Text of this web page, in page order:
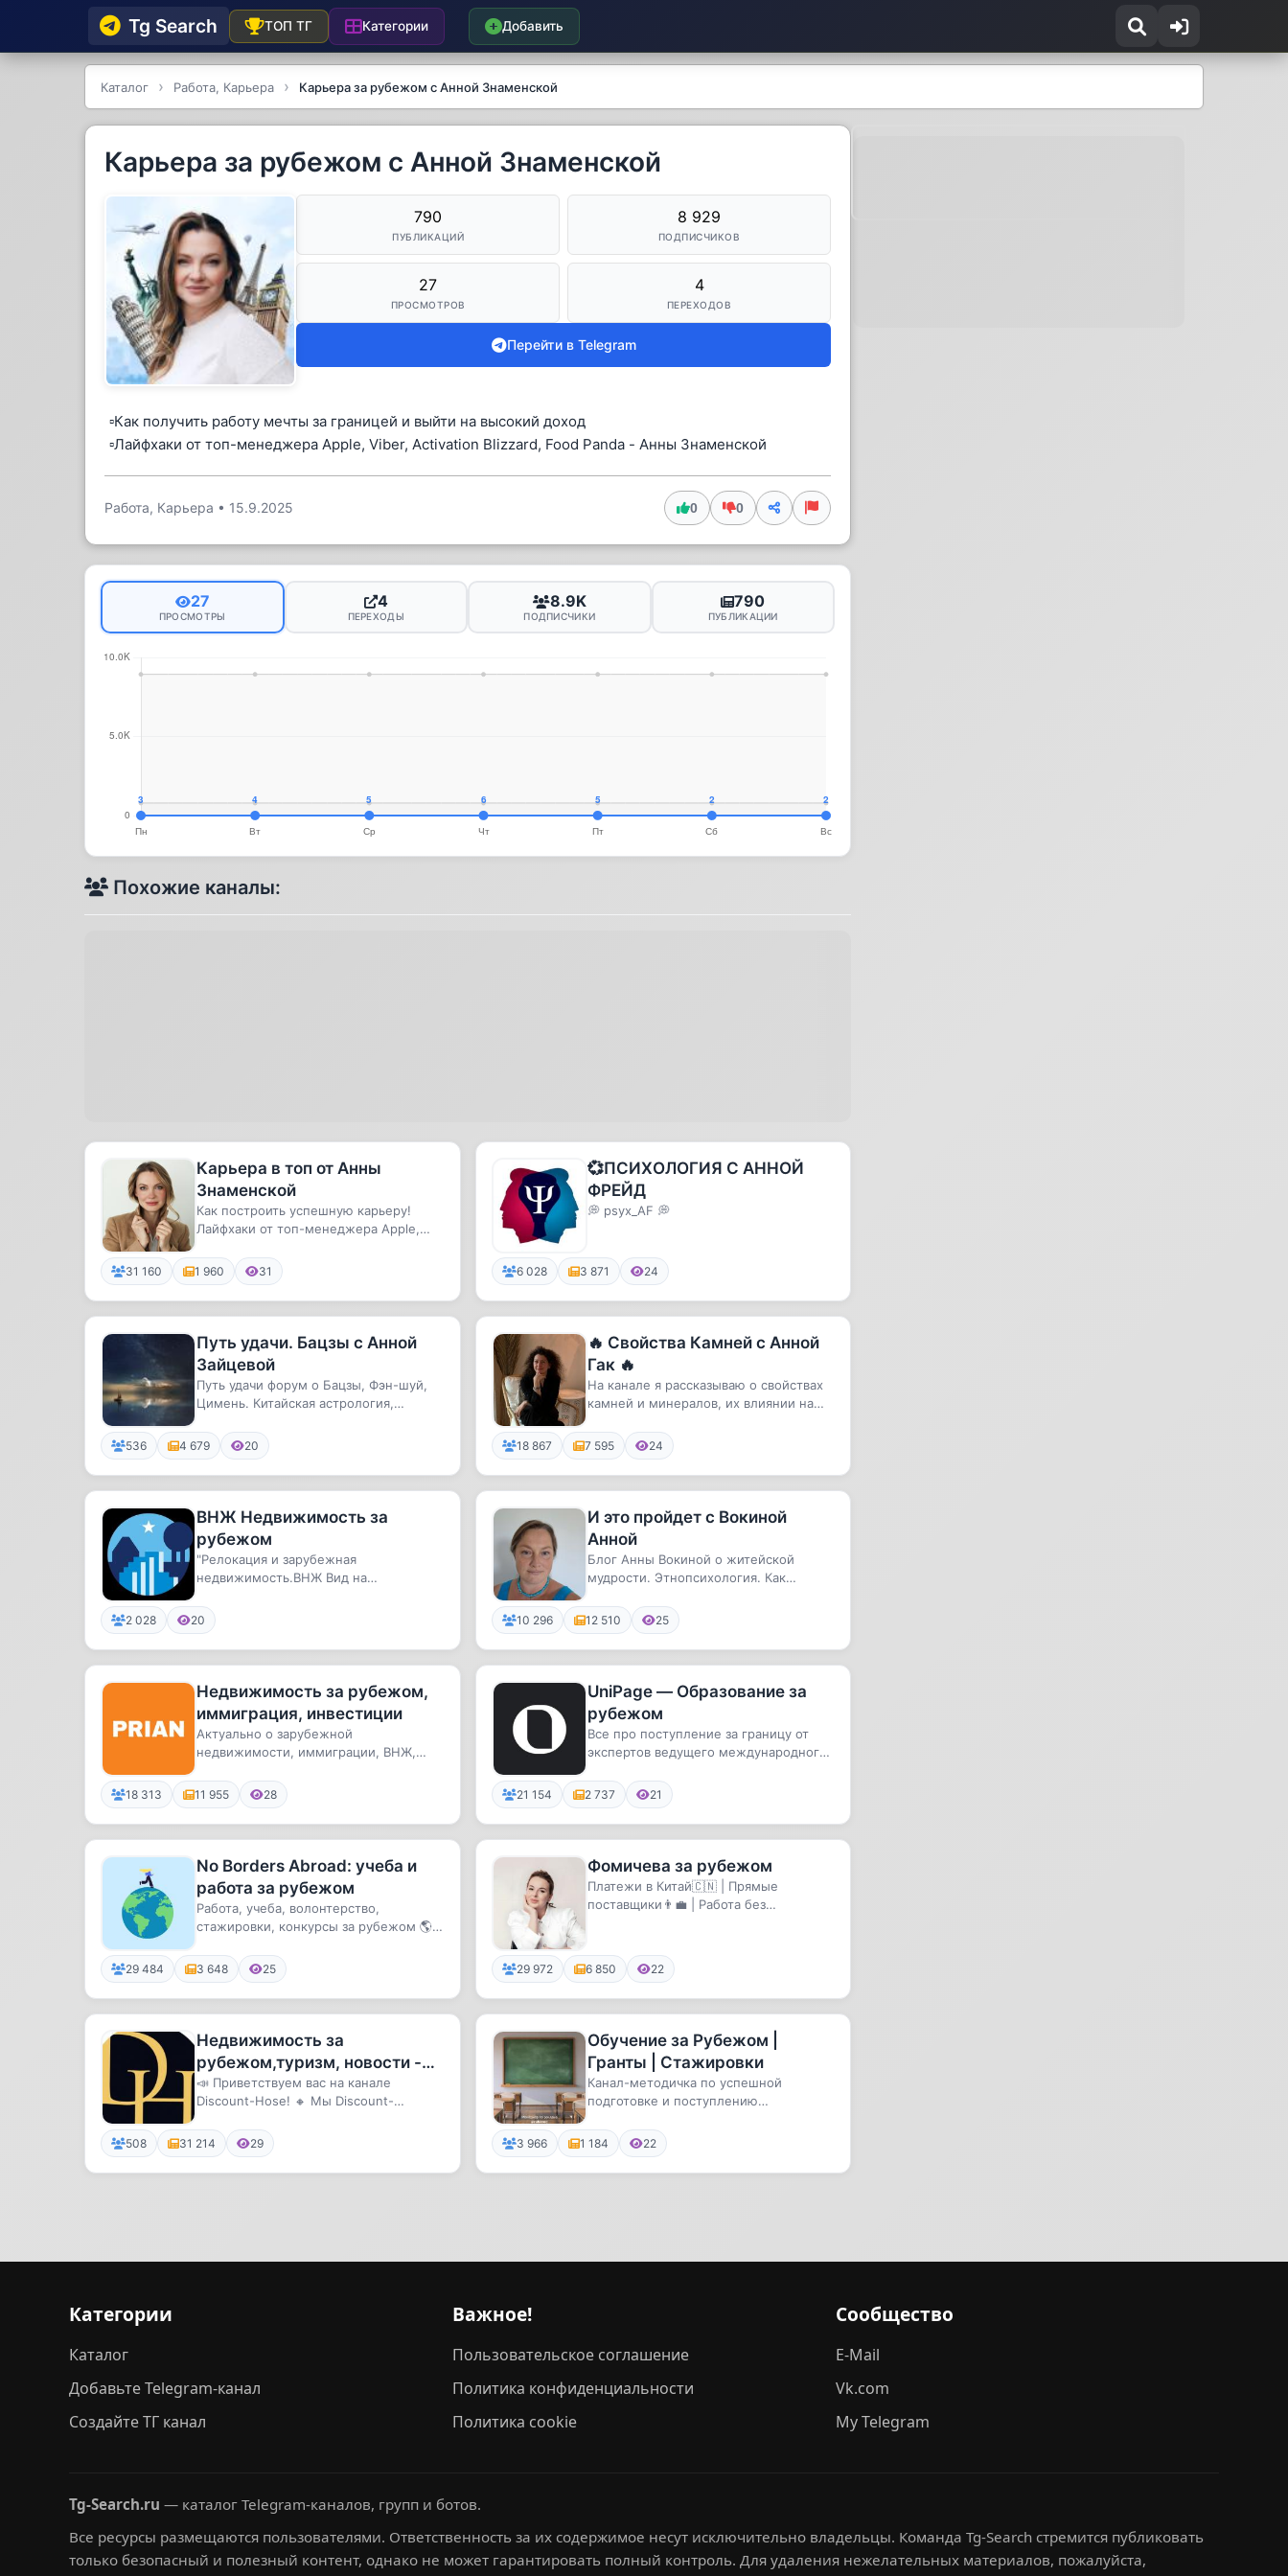
Tg Searсh ТОП ТГ Категории Добавить
Каталог Работа, Карьера Карьера за рубежом с Анной Знаменской
Карьера за рубежом с Анной Знаменской
790
ПУБЛИКАЦИЙ
8 929
ПОДПИСЧИКОВ
27
ПРОСМОТРОВ
4
ПЕРЕХОДОВ
Перейти в Telegram
▫️Как получить работу мечты за границей и выйти на высокий доход
▫️Лайфхаки от топ-менеджера Apple, Viber, Activation Blizzard, Food Panda - Анны Знаменской
Работа, Карьера • 15.9.2025 0 0
27
ПРОСМОТРЫ
4
ПЕРЕХОДЫ
8.9K
ПОДПИСЧИКИ
790
ПУБЛИКАЦИИ
Похожие каналы:
Карьера в топ от Анны
Знаменской
Как построить успешную карьеру!
Лайфхаки от топ-менеджера Apple,
31 160 1 960 31
💞ПСИХОЛОГИЯ С АННОЙ
ФРЕЙД
💭 psyx_AF 💭
6 028 3 871 24
Путь удачи. Бацзы с Анной
Зайцевой
Путь удачи форум о Бацзы, Фэн-шуй,
Цимень. Китайская астрология,
536 4 679 20
🔥 Свойства Камней с Анной
Гак 🔥
На канале я рассказываю о свойствах
камней и минералов, их влиянии на
18 867 7 595 24
ВНЖ Недвижимость за
рубежом
"Релокация и зарубежная
недвижимость.ВНЖ Вид на
зарубежной недвижимо...
2 028 20
И это пройдет с Вокиной
Анной
Блог Анны Вокиной о житейской
мудрости. Этнопсихология. Как
И...
10 296 12 510 25
Недвижимость за рубежом,
иммиграция, инвестиции
Актуально о зарубежной
недвижимости, иммиграции, ВНЖ,
18 313 11 955 28
UniPage — Образование за
рубежом
Все про поступление за границу от
экспертов ведущего международного
21 154 2 737 21
No Borders Abroad: учеба и
работа за рубежом
Работа, учеба, волонтерство,
стажировки, конкурсы за рубежом 🌎
29 484 3 648 25
Фомичева за рубежом
Платежи в Китай🇨🇳 | Прямые
поставщики👨‍💼 | Работа без
29 972 6 850 22
Недвижимость за
рубежом,туризм, новости -
Discount-House.ru
📣 Приветствуем вас на канале
Discount-Hose! 🔸 Мы Discount-
крупнейший ...
508 31 214 29
Обучение за Рубежом |
Гранты | Стажировки
Канал-методичка по успешной
подготовке и поступлению
3 966 1 184 22
Категории
Каталог
Добавьте Telegram-канал
Создайте ТГ канал
Важное!
Пользовательское соглашение
Политика конфиденциальности
Политика cookie
Сообщество
E-Mail
Vk.com
My Telegram
Tg-Search.ru — каталог Telegram-каналов, групп и ботов.
Все ресурсы размещаются пользователями. Ответственность за их содержимое несут исключительно владельцы. Команда Tg-Search стремится публиковать
только безопасный и полезный контент, однако не может гарантировать полный контроль. Для удаления нежелательных материалов, пожалуйста,